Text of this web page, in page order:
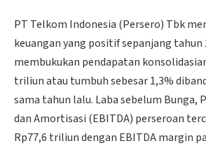
PT Telkom Indonesia (Persero) Tbk
keuangan yang positif sepanjang tahun
membukukan pendapatan
triliun atau tumbuh sebesar 1,3%
sama tahun lalu. Laba sebelum Bunga,
dan Amortisasi (EBITDA) perseroan
Rp77,6 triliun dengan EBITDA margin